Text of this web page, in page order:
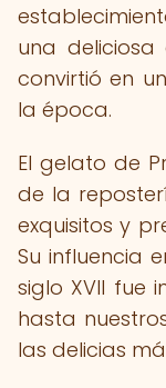
una
convirtió en
la época.
El gelato de
de la
exquisitos y
Su influencia
siglo XVII fue
hasta
las delicias